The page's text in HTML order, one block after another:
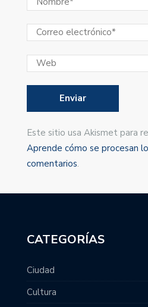
Este sitio usa Akismet para
Aprende cómo se procesan
comentarios.
CATEGORÍAS
Ciudad
Cultura